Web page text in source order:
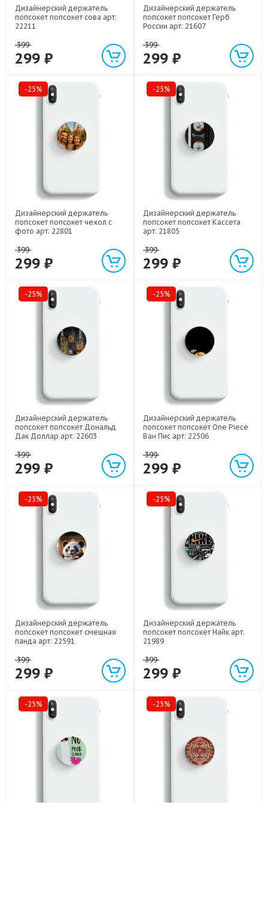
Дизайнерский держатель
попсокет попсокет сова арт:
22211
399
299 ₽
Дизайнерский держатель
попсокет попсокет Герб
России арт: 21607
399
299 ₽
-25%
Дизайнерский держатель
попсокет попсокет чехол с
фото арт: 22801
399
299 ₽
-25%
Дизайнерский держатель
попсокет попсокет Кассета
арт: 21805
399
299 ₽
-25%
Дизайнерский держатель
попсокет попсокет Дональд
Дак Доллар арт: 22603
399
299 ₽
-25%
Дизайнерский держатель
попсокет попсокет One Piece
Ван Пис арт: 22506
399
299 ₽
-25%
Дизайнерский держатель
попсокет попсокет смешная
панда арт: 22591
399
299 ₽
-25%
Дизайнерский держатель
попсокет попсокет Найк арт:
21989
399
299 ₽
-25% -25%